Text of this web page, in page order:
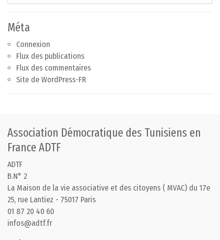
Méta
Connexion
Flux des publications
Flux des commentaires
Site de WordPress-FR
Association Démocratique des Tunisiens en
France ADTF
ADTF
B.N° 2
La Maison de la vie associative et des citoyens ( MVAC) du 17e
25, rue Lantiez - 75017 Paris
01 87 20 40 60
infos@adtf.fr